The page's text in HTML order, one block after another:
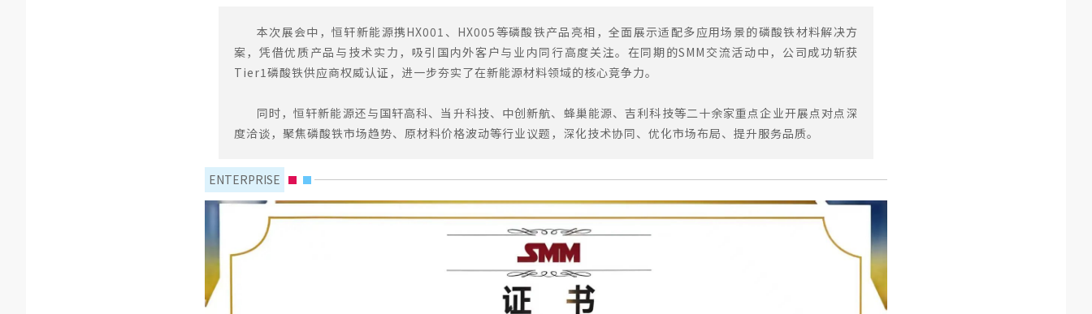
本次展会中，恒轩新能源携HX001、HX005等磷酸铁产品亮相，全面展示适配多应用场景的磷酸铁材料解决方
案，凭借优质产品与技术实力，吸引国内外客户与业内同行高度关注。在同期的SMM交流活动中，公司成功斩获
Tier1磷酸铁供应商权威认证，进一步夯实了在新能源材料领域的核心竞争力。
同时，恒轩新能源还与国轩高科、当升科技、中创新航、蜂巢能源、吉利科技等二十余家重点企业开展点对点深
度洽谈，聚焦磷酸铁市场趋势、原材料价格波动等行业议题，深化技术协同、优化市场布局、提升服务品质。
ENTERPRISE